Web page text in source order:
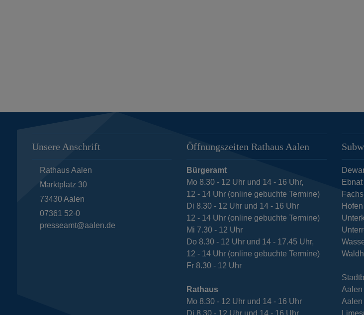
Unsere Anschrift
Rathaus Aalen
Marktplatz 30
73430 Aalen
07361 52-0
presseamt@aalen.de
Öffnungszeiten Rathaus Aalen
Bürgeramt
Mo 8.30 - 12 Uhr und 14 - 16 Uhr,
12 - 14 Uhr (online gebuchte Termine)
Di 8.30 - 12 Uhr und 14 - 16 Uhr
12 - 14 Uhr (online gebuchte Termine)
Mi 7.30 - 12 Uhr
Do 8.30 - 12 Uhr und 14 - 17.45 Uhr,
12 - 14 Uhr (online gebuchte Termine)
Fr 8.30 - 12 Uhr
Rathaus
Mo 8.30 - 12 Uhr und 14 - 16 Uhr
Di 8.30 - 12 Uhr und 14 - 16 Uhr
Ebnat
Hofen
Aalen
Aalen